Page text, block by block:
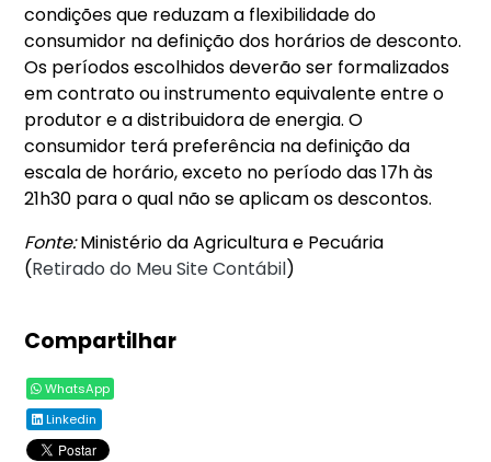
condições que reduzam a flexibilidade do
consumidor na definição dos horários de desconto.
Os períodos escolhidos deverão ser formalizados
em contrato ou instrumento equivalente entre o
produtor e a distribuidora de energia. O
consumidor terá preferência na definição da
escala de horário, exceto no período das 17h às
21h30 para o qual não se aplicam os descontos.
Fonte:Ministério da Agricultura e Pecuária
(Retirado do Meu Site Contábil)
Compartilhar
WhatsApp
Linkedin